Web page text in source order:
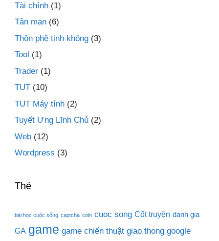
Tài chính (1)
Tản mạn (6)
Thôn phệ tinh không (3)
Tool (1)
Trader (1)
TUT (10)
TUT Máy tính (2)
Tuyết Ưng Lĩnh Chủ (2)
Web (12)
Wordpress (3)
Thẻ
bài học cuộc sống captcha coin cuoc song Cốt truyện danh gia
GA game game chiến thuật giao thong google